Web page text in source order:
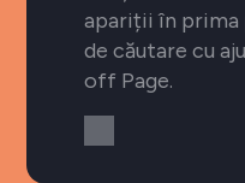
apariții în prima
de căutare cu
off Page.